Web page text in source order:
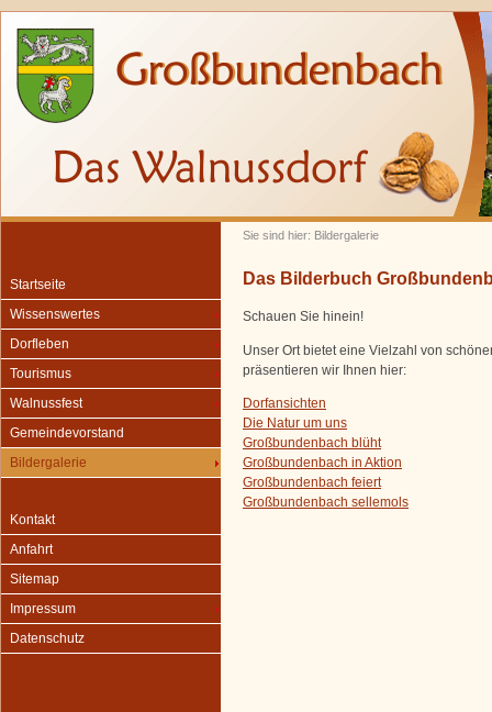
Sie sind hier: Bildergalerie
Startseite
Wissenswertes
Dorfleben
Tourismus
Walnussfest
Gemeindevorstand
Bildergalerie
Kontakt
Anfahrt
Sitemap
Impressum
Datenschutz
Das Bilderbuch
Schauen Sie hinein!
Unser Ort bietet eine Vielzahl von
präsentieren wir Ihnen hier:
Dorfansichten
Die Natur um uns
Großbundenbach blüht
Großbundenbach in Aktion
Großbundenbach feiert
Großbundenbach sellemols